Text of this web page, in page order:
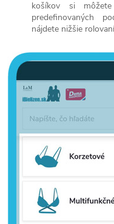
košíkov si
predefinovaných
nájdete nižšie